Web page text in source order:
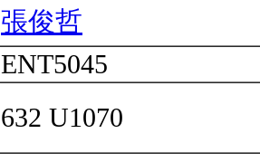
張俊哲
ENT5045
632 U1070